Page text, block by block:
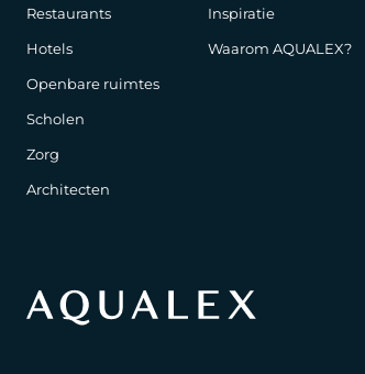
Restaurants
Hotels
Openbare ruimtes
Scholen
Zorg
Architecten
Inspiratie
Waarom AQUALEX?